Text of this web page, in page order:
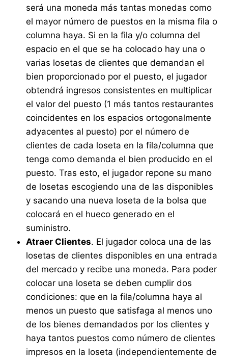
será una moneda más tantas monedas como
el mayor número de puestos en la misma fila o
columna haya. Si en la fila y/o columna del
espacio en el que se ha colocado hay una o
varias losetas de clientes que demandan el
bien proporcionado por el puesto, el jugador
obtendrá ingresos consistentes en multiplicar
el valor del puesto (1 más tantos restaurantes
coincidentes en los espacios ortogonalmente
adyacentes al puesto) por el número de
clientes de cada loseta en la fila/columna que
tenga como demanda el bien producido en el
puesto. Tras esto, el jugador repone su mano
de losetas escogiendo una de las disponibles
y sacando una nueva loseta de la bolsa que
colocará en el hueco generado en el
suministro.
Atraer Clientes. El jugador coloca una de las
losetas de clientes disponibles en una entrada
del mercado y recibe una moneda. Para poder
colocar una loseta se deben cumplir dos
condiciones: que en la fila/columna haya al
menos un puesto que satisfaga al menos uno
de los bienes demandados por los clientes y
haya tantos puestos como número de clientes
impresos en la loseta (independientemente de